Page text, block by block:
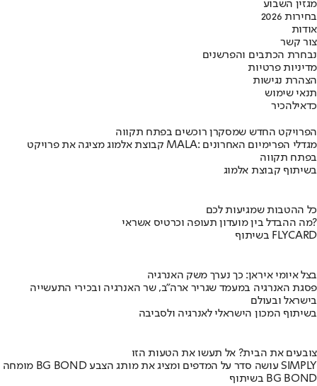
מגזין השבוע
בחירות 2026
אודות
צור קשר
נבחרת הכתבים והפרשנים
מדיניות פרטיות
הצהרת נגישות
תנאי שימוש
כדאילהכיר
הפרויקט החדש שמסקרן רוכשים בפתח תקווה
קבוצת אלמוג מציגה את פרויקט MALA: מגדלי הפרימיום האחרונים
בפתח תקווה
בשיתוף קבוצת אלמוג
כל ההטבות שמגיעות לכם
מה ההבדל בין מועדון תעופה וכרטיס אשראי?
בשיתוף FLYCARD
בצל איומי איראן: כך נערך משק האנרגיה
פסגת האנרגיה במעמד שגריר ארה"ב, שר האנרגיה ובכירי התעשייה
בישראל ובעולם
בשיתוף המכון הישראלי לאנרגיה ולסביבה
צובעים את הבית? אל תעשו את הטעות הזו
מומחה BG BOND עושה סדר על המדפים ומציג את מותג הצבע SIMPLY
בשיתוף BG BOND